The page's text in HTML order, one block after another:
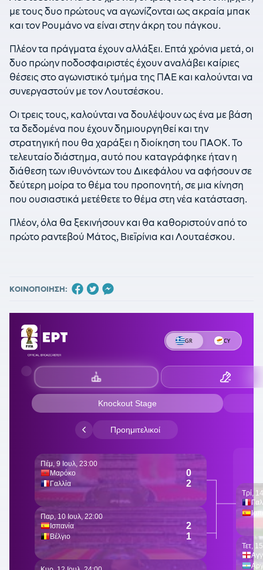
με τους δυο πρώτους να αγωνίζονται ως ακραία μπακ
και τον Ρουμάνο να είναι στην άκρη του πάγκου.
Πλέον τα πράγματα έχουν αλλάξει. Επτά χρόνια μετά, οι
δυο πρώην ποδοσφαιριστές έχουν αναλάβει καίριες
θέσεις στο αγωνιστικό τμήμα της ΠΑΕ και καλούνται να
συνεργαστούν με τον Λουτσέσκου.
Οι τρεις τους, καλούνται να δουλέψουν ως ένα με βάση
τα δεδομένα που έχουν δημιουργηθεί και την
στρατηγική που θα χαράξει η διοίκηση του ΠΑΟΚ. Το
τελευταίο διάστημα, αυτό που καταγράφηκε ήταν η
διάθεση των ιθυνόντων του Δικεφάλου να αφήσουν σε
δεύτερη μοίρα το θέμα του προπονητή, σε μια κίνηση
που ουσιαστικά μετέθετε το θέμα στη νέα κατάσταση.
Πλέον, όλα θα ξεκινήσουν και θα καθοριστούν από το
πρώτο ραντεβού Μάτος, Βιεϊρίνια και Λουταέσκου.
ΚΟΙΝΟΠΟΙΗΣΗ: